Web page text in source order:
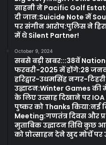
साहनी ने Pacific Golf
दी जान:Suicide Note में
पर संगीन आरोप:पुलिस ने
में थे Silent Partner!
October 9, 2024
सबसे बड़ी खबर:::38वें
फरवरी-2025 में होंगे:28
हरिद्वार-उधमसिंह नगर-
उद्घाटन:Winter Games
के लिए उत्साह दिखाने पर
पुष्कर को Thanks किया:नई
Meeting:गणतंत्र दिवस और
मुताबिक उद्घाटन तिथि
को प्रोत्साहन देने खुद मोर्चे पर